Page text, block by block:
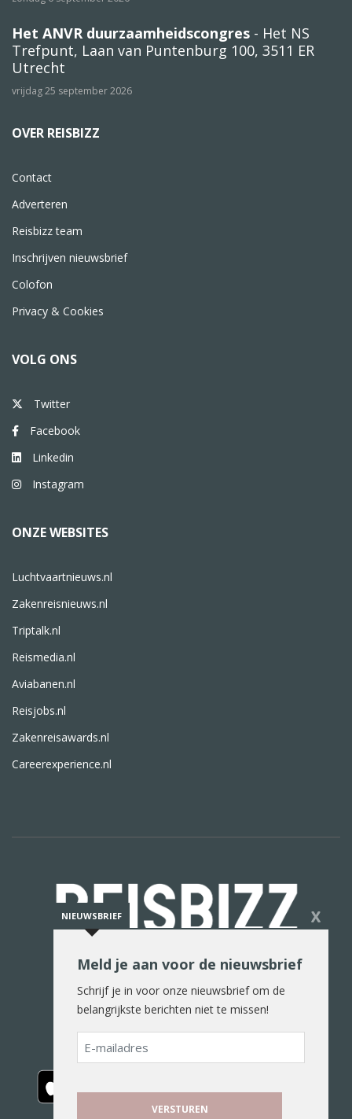
Het ANVR duurzaamheidscongres - Het NS
Trefpunt, Laan van Puntenburg 100, 3511 ER
Utrecht
vrijdag 25 september 2026
OVER REISBIZZ
Contact
Adverteren
Reisbizz team
Inschrijven nieuwsbrief
Colofon
Privacy & Cookies
VOLG ONS
Twitter
Facebook
Linkedin
Instagram
ONZE WEBSITES
Luchtvaartnieuws.nl
Zakenreisnieuws.nl
Triptalk.nl
Reismedia.nl
Aviabanen.nl
Reisjobs.nl
Zakenreisawards.nl
Careerexperience.nl
De reiswereld in woord en beeld
NIEUWSBRIEF X
Meld je aan voor de nieuwsbrief
Schrijf je in voor onze nieuwsbrief om de
belangrijkste berichten niet te missen!
E-
mailadres